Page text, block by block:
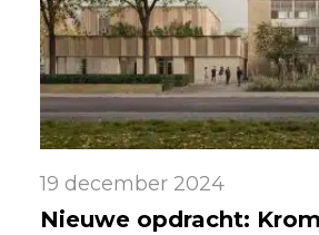
19 december 2024
Nieuwe opdracht: